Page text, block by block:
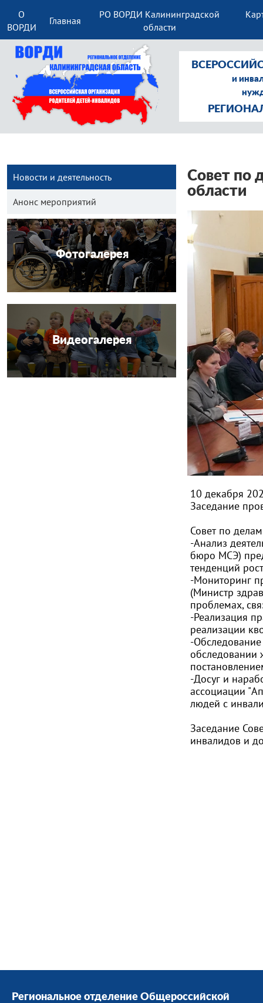
и
О
ВОРДИ
Главная
РО ВОРДИ Калининградской
области
Новости и деятельность
Анонс мероприятий
Фотогалерея
Видеогалерея
Совет по
области
10 декабря
Заседание
Совет по
-Анализ
бюро МСЭ)
тенденций
-Мониторинг
(Министр
проблемах,
-Реализация
реализации
-
обследовании
-Досуг и
ассоциации
людей с
Заседание
инвалидов и
Региональное отделение Общероссийской